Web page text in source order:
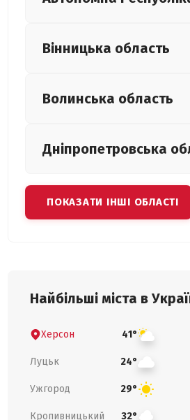
Вінницька область
Волинська область
Дніпропетровська
ПОКАЗАТИ ІНШІ ОБЛАСТІ
Найбільші міста в
Херсон 41°
Луцьк 24°
Ужгород 29°
Кропивницький 32°